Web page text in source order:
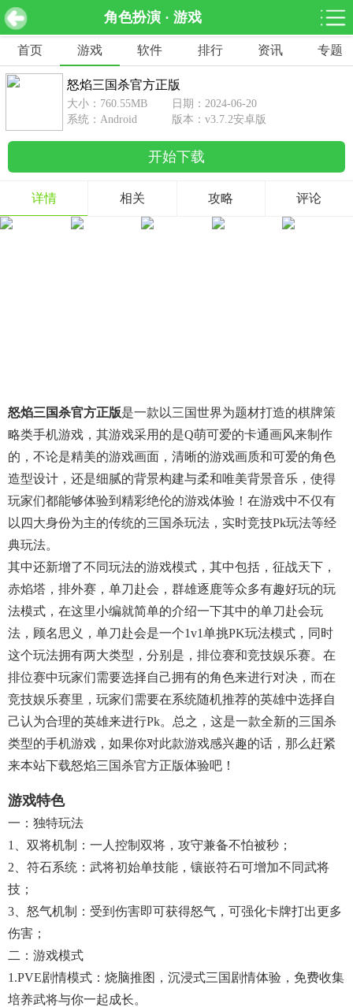
角色扮演 · 游戏
网游分类 软件分类
休闲益智
462款游戏
赛车竞速
122款游戏
1642款游戏
动作射击
351款游戏
69款游戏
经营养成
冒险解谜
首页 游戏 软件 排行 资讯 专题
怒焰三国杀官方正版 v3.7.2安卓版 下载
怒焰三国杀官方正版
大小：760.55MB
日期：2024-06-20
系统：Android
版本：v3.7.2安卓版
开始下载
详情 相关 攻略 评论
怒焰三国杀官方正版是一款以三国世界为题材打造的棋牌策
略类手机游戏，其游戏采用的是Q萌可爱的卡通画风来制作
的，不论是精美的游戏画面，清晰的游戏画质和可爱的角色
造型设计，还是细腻的背景构建与柔和唯美背景音乐，使得
玩家们都能够体验到精彩绝伦的游戏体验！在游戏中不仅有
以四大身份为主的传统的三国杀玩法，实时竞技pk玩法等经
典玩法。
其中还新增了不同玩法的游戏模式，其中包括，征战天下，
赤焰塔，排外赛，单刀赴会，群雄逐鹿等众多有趣好玩的玩
法模式，在这里小编就简单的介绍一下其中的单刀赴会玩
法，顾名思义，单刀赴会是一个1v1单挑PK玩法模式，同时
这个玩法拥有两大类型，分别是，排位赛和竞技娱乐赛。在
排位赛中玩家们需要选择自己拥有的角色来进行对决，而在
竞技娱乐赛里，玩家们需要在系统随机推荐的英雄中选择自
己认为合理的英雄来进行pk。总之，这是一款全新的三国杀
类型的手机游戏，如果你对此款游戏感兴趣的话，那么赶紧
来本站下载怒焰三国杀官方正版体验吧！
游戏特色
一：独特玩法
1、双将机制：一人控制双将，攻守兼备不怕被秒；
2、符石系统：武将初始单技能，镶嵌符石可增加不同武将
技；
3、怒气机制：受到伤害即可获得怒气，可强化卡牌打出更多
伤害；
二：游戏模式
1.PVE剧情模式：烧脑推图，沉浸式三国剧情体验，免费收集
培养武将与你一起成长。